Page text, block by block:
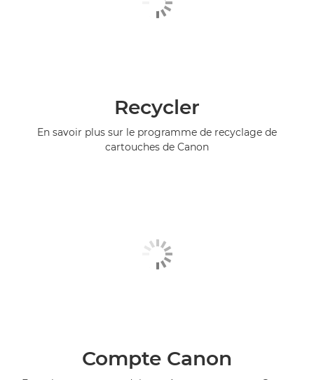
Recycler
En savoir plus sur le programme de recyclage de
cartouches de Canon
Compte Canon